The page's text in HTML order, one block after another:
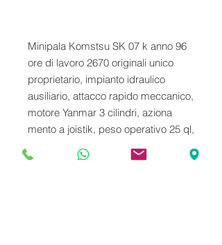
Minipala Komstsu SK 07 k anno 96
ore di lavoro 2670 originali unico
proprietario, impianto idraulico
ausiliario, attacco rapido meccanico,
motore Yanmar 3 cilindri, aziona
mento a joistik, peso operativo 25 ql,
larghezza cm 140, gomme nuove,
tagliando effettuato. Targa e libretto